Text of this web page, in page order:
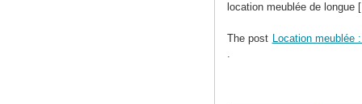
location meublée de longue
The post Location meublée
.